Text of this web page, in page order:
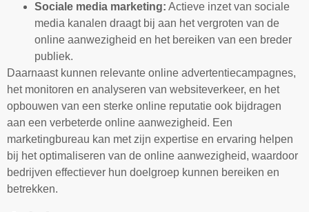
Sociale media marketing: Actieve inzet van sociale
media kanalen draagt bij aan het vergroten van de
online aanwezigheid en het bereiken van een breder
publiek.
Daarnaast kunnen relevante online advertentiecampagnes,
het monitoren en analyseren van websiteverkeer, en het
opbouwen van een sterke online reputatie ook bijdragen
aan een verbeterde online aanwezigheid. Een
marketingbureau kan met zijn expertise en ervaring helpen
bij het optimaliseren van de online aanwezigheid, waardoor
bedrijven effectiever hun doelgroep kunnen bereiken en
betrekken.